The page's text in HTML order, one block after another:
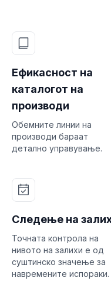
Ефикасност на
каталогот на
производи
Обемните линии на
производи бараат
детално управување.
Следење на
Точната контрола на
нивото на залихи е од
суштинско значење за
навремените испораки.